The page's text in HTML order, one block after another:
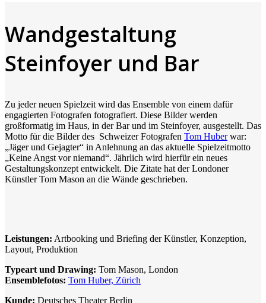
Wandgestaltung
Steinfoyer und Bar
Zu jeder neuen Spielzeit wird das Ensemble von einem dafür
engagierten Fotografen fotografiert. Diese Bilder werden
großformatig im Haus, in der Bar und im Steinfoyer, ausgestellt. Das
Motto für die Bilder des Schweizer Fotografen Tom Huberwar:
„Jäger und Gejagter“ in Anlehnung an das aktuelle Spielzeitmotto
„Keine Angst vor niemand“. Jährlich wird hierfür ein neues
Gestaltungskonzept entwickelt. Die Zitate hat der Londoner
Künstler Tom Mason an die Wände geschrieben.
Leistungen: Artbooking und Briefing der Künstler, Konzeption,
Layout, Produktion
Typeart und Drawing: Tom Mason, London
Ensemblefotos: Tom Huber, Zürich
Kunde: Deutsches Theater Berlin